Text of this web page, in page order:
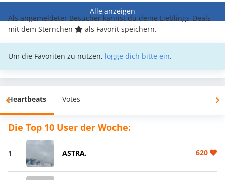
Alle anzeigen
Als angemeldeter Besucher kannst du deine Lieblings-Deals
mit dem Sternchen
als Favorit speichern.
Um die Favoriten zu nutzen, logge dich bitte ein.
Heartbeats Votes
Die Top 10 User der Woche:
1 ASTRA. 620